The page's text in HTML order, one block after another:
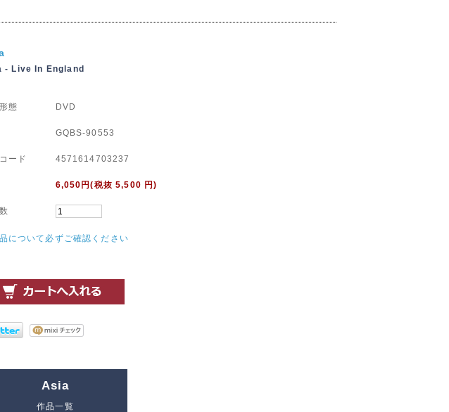
- Live In England
態 DVD
GQBS-90553
ード 4571614703237
6,050 円(税抜 5,500 円)
について必ずご確認ください
Asia
作品一覧